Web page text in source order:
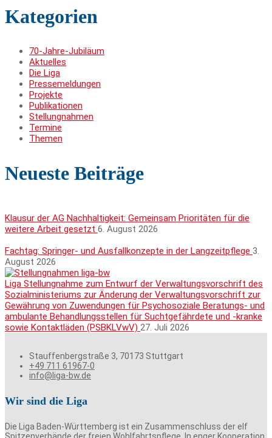
Kategorien
70-Jahre-Jubiläum
Aktuelles
Die Liga
Pressemeldungen
Projekte
Publikationen
Stellungnahmen
Termine
Themen
Neueste Beiträge
Klausur der AG Nachhaltigkeit: Gemeinsam Prioritäten für die
weitere Arbeit gesetzt 6. August 2026
Fachtag: Springer- und Ausfallkonzepte in der Langzeitpflege 3.
August 2026
Liga Stellungnahme zum Entwurf der Verwaltungsvorschrift des
Sozialministeriums zur Änderung der Verwaltungsvorschrift zur
Gewährung von Zuwendungen für Psychosoziale Beratungs- und
ambulante Behandlungsstellen für Suchtgefährdete und -kranke
sowie Kontaktläden (PSBKLVwV) 27. Juli 2026
Stauffenbergstraße 3, 70173 Stuttgart
+49 711 61967-0
info@liga-bw.de
Wir sind die Liga
Die Liga Baden-Württemberg ist ein Zusammenschluss der elf